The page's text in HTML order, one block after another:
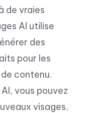
de vraies
AI utilise
des
pour les
contenu.
vous pouvez
visages,